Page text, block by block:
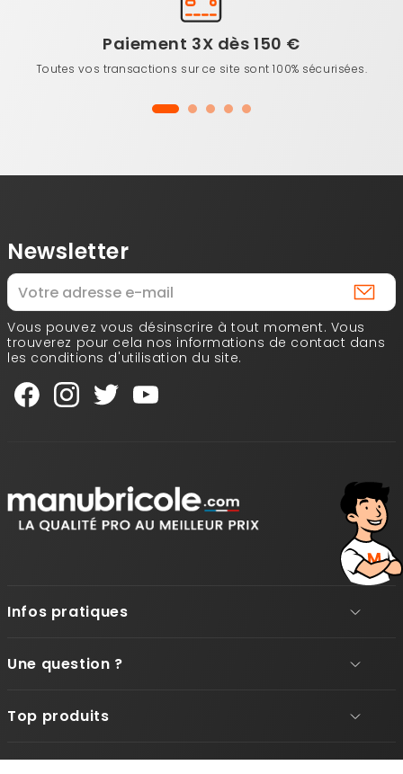
Paiement 3X dès 150 €
Toutes vos transactions sur ce site sont 100% sécurisées.
Newsletter
Vous pouvez vous désinscrire à tout moment. Vous
trouverez pour cela nos informations de contact dans
les conditions d'utilisation du site.
Infos pratiques
Une question ?
Top produits